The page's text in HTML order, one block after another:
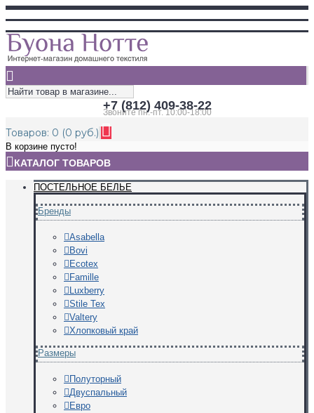
+7 (812) 409-38-22
Звоните пн.-пт. 10:00-18:00
Товаров: 0 (0 руб.)
В корзине пусто!
КАТАЛОГ ТОВАРОВ
ПОСТЕЛЬНОЕ БЕЛЬЕ
Бренды
Asabella
Bovi
Ecotex
Famille
Luxberry
Stile Tex
Valtery
Хлопковый край
Размеры
Полуторный
Двуспальный
Евро